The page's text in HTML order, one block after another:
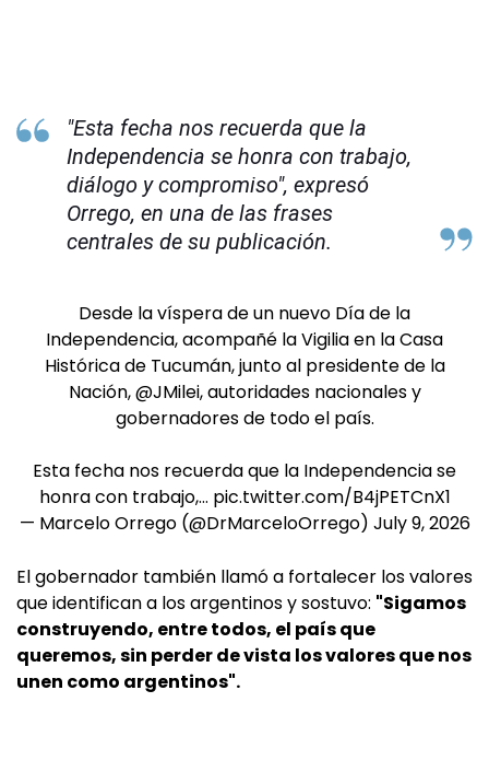
"Esta fecha nos recuerda que la
Independencia se honra con trabajo,
diálogo y compromiso", expresó
Orrego, en una de las frases
centrales de su publicación.
Desde la víspera de un nuevo Día de la
Independencia, acompañé la Vigilia en la Casa
Histórica de Tucumán, junto al presidente de la
Nación,@JMilei, autoridades nacionales y
gobernadores de todo el país.
Esta fecha nos recuerda que la Independencia se
honra con trabajo,… pic.twitter.com/B4jPETCnX1
— Marcelo Orrego (@DrMarceloOrrego) July 9, 2026
El gobernador también llamó a fortalecer los valores
que identifican a los argentinos y sostuvo: "Sigamos
construyendo, entre todos, el país que
queremos, sin perder de vista los valores que nos
unen como argentinos".